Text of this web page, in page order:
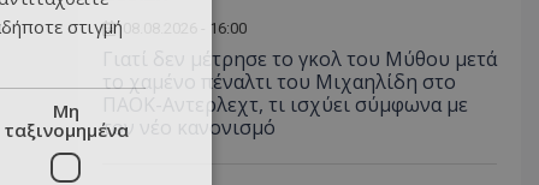
08.08.2026 - 16:00
Γιατί δεν μέτρησε το γκολ του Μύθου μετά
το χαμένο πέναλτι του Μιχαηλίδη στο
ΠΑΟΚ-Αντερλεχτ, τι ισχύει σύμφωνα με
τον νέο κανονισμό
στιγμή
Μη
ταξινομημένα